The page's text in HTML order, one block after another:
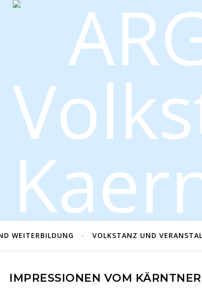
Volkstanz in Kärnten
WEITERBILDUNG VOLKSTANZ UND
IMPRESSIONEN VOM